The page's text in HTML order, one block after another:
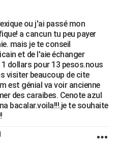
ou j'ai passé mon
a cancun tu peu payer
mais je te conseil
et de l'aie échanger
dollars pour 13 pesos.nous
visiter beaucoup de cite
est génial va voir ancienne
des caraibes. Cenote azul
bacalar.voila!!!.je te souhaite